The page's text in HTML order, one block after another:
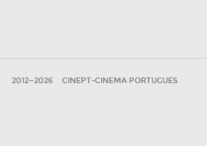
2012—2026 CINEPT-CINEMA PORTUGUES